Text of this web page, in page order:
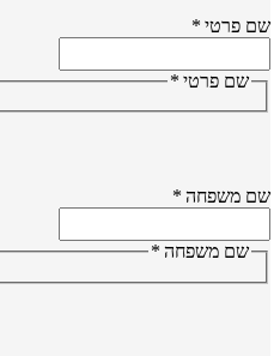
פרטי*
שם פרטי*
משפחה*
שם משפחה*